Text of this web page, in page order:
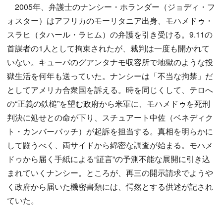
2005年、弁護士のナンシー・ホランダー（ジョディ・フ
ォスター）はアフリカのモーリタニア出身、モハメドゥ・
スラヒ（タハール・ラヒム）の弁護を引き受ける。9.11の
首謀者の1人として拘束されたが、裁判は一度も開かれて
いない。キューバのグアンタナモ収容所で地獄のような投
獄生活を何年も送っていた。ナンシーは「不当な拘禁」だ
としてアメリカ合衆国を訴える。時を同じくして、テロへ
の“正義の鉄槌”を望む政府から米軍に、モハメドゥを死刑
判決に処せとの命が下り、スチュアート中佐（ベネディク
ト・カンバーバッチ）が起訴を担当する。真相を明らかに
して闘うべく、両サイドから綿密な調査が始まる。モハメ
ドゥから届く手紙による“証言”の予測不能な展開に引き込
まれていくナンシー。ところが、再三の開示請求でようや
く政府から届いた機密書類には、愕然とする供述が記され
ていた。